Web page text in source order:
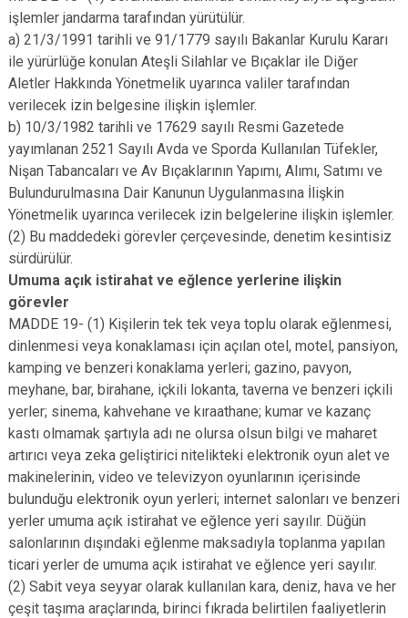
işlemler jandarma tarafından yürütülür.
a) 21/3/1991 tarihli ve 91/1779 sayılı Bakanlar Kurulu Kararı
ile yürürlüğe konulan Ateşli Silahlar ve Bıçaklar ile Diğer
Aletler Hakkında Yönetmelik uyarınca valiler tarafından
verilecek izin belgesine ilişkin işlemler.
b) 10/3/1982 tarihli ve 17629 sayılı Resmi Gazetede
yayımlanan 2521 Sayılı Avda ve Sporda Kullanılan Tüfekler,
Nişan Tabancaları ve Av Bıçaklarının Yapımı, Alımı, Satımı ve
Bulundurulmasına Dair Kanunun Uygulanmasına İlişkin
Yönetmelik uyarınca verilecek izin belgelerine ilişkin işlemler.
(2) Bu maddedeki görevler çerçevesinde, denetim kesintisiz
sürdürülür.
Umuma açık istirahat ve eğlence yerlerine ilişkin
görevler
MADDE 19- (1) Kişilerin tek tek veya toplu olarak eğlenmesi,
dinlenmesi veya konaklaması için açılan otel, motel, pansiyon,
kamping ve benzeri konaklama yerleri; gazino, pavyon,
meyhane, bar, birahane, içkili lokanta, taverna ve benzeri içkili
yerler; sinema, kahvehane ve kıraathane; kumar ve kazanç
kastı olmamak şartıyla adı ne olursa olsun bilgi ve maharet
artırıcı veya zeka geliştirici nitelikteki elektronik oyun alet ve
makinelerinin, video ve televizyon oyunlarının içerisinde
bulunduğu elektronik oyun yerleri; internet salonları ve benzeri
yerler umuma açık istirahat ve eğlence yeri sayılır. Düğün
salonlarının dışındaki eğlenme maksadıyla toplanma yapılan
ticari yerler de umuma açık istirahat ve eğlence yeri sayılır.
(2) Sabit veya seyyar olarak kullanılan kara, deniz, hava ve her
çeşit taşıma araçlarında, birinci fıkrada belirtilen faaliyetlerin